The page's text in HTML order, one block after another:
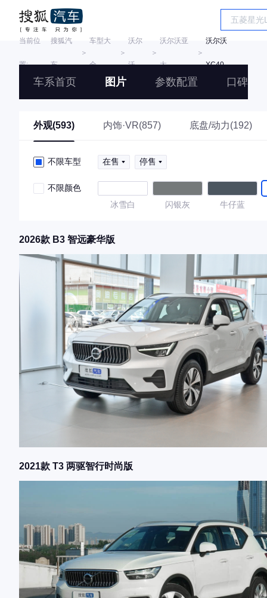
当前位
置:
搜狐汽
车
＞
车型大
全
＞
沃尔
沃
＞
沃尔沃亚
太
＞
沃尔沃
XC40
车系首页 图片 参数配置 口碑
外观(593) 内饰·VR(857) 底盘/动力(192)
不限车型 在售 停售
不限颜色
冰雪白
闪银灰 牛仔蓝
2026款 B3 智远豪华版
2021款 T3 两驱智行时尚版